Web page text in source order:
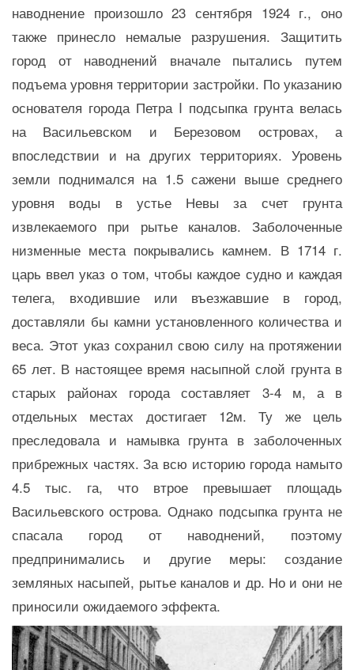
наводнение произошло 23 сентября 1924 г., оно
также принесло немалые разрушения. Защитить
город от наводнений вначале пытались путем
подъема уровня территории застройки. По указанию
основателя города Петра I подсыпка грунта велась
на Васильевском и Березовом островах, а
впоследствии и на других территориях. Уровень
земли поднимался на 1.5 сажени выше среднего
уровня воды в устье Невы за счет грунта
извлекаемого при рытье каналов. Заболоченные
низменные места покрывались камнем. В 1714 г.
царь ввел указ о том, чтобы каждое судно и каждая
телега, входившие или въезжавшие в город,
доставляли бы камни установленного количества и
веса. Этот указ сохранил свою силу на протяжении
65 лет. В настоящее время насыпной слой грунта в
старых районах города составляет 3-4 м, а в
отдельных местах достигает 12м. Ту же цель
преследовала и намывка грунта в заболоченных
прибрежных частях. За всю историю города намыто
4.5 тыс. га, что втрое превышает площадь
Васильевского острова. Однако подсыпка грунта не
спасала город от наводнений, поэтому
предпринимались и другие меры: создание
земляных насыпей, рытье каналов и др. Но и они не
приносили ожидаемого эффекта.